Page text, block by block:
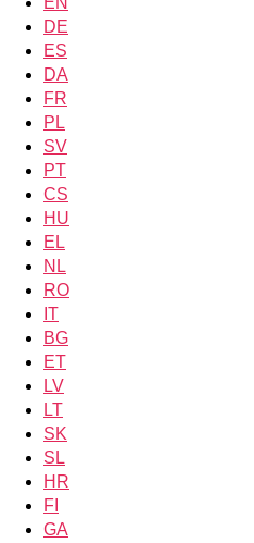
DE
ES
DA
FR
PL
SV
PT
CS
HU
EL
NL
RO
IT
BG
ET
LV
LT
SK
SL
HR
FI
GA